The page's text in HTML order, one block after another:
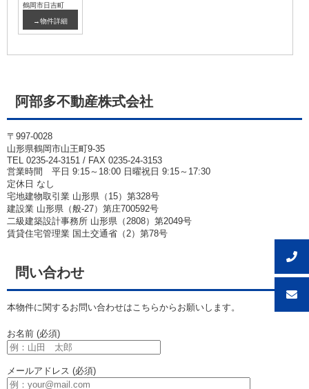
鶴岡市日吉町
→物件詳細
阿部多不動産株式会社
〒997-0028
山形県鶴岡市山王町9-35
TEL 0235-24-3151 / FAX 0235-24-3153
営業時間 平日 9:15～18:00 日曜祝日 9:15～17:30
定休日 なし
宅地建物取引業 山形県（15）第328号
建設業 山形県（般-27）第庄700592号
二級建築設計事務所 山形県（2808）第2049号
賃貸住宅管理業 国土交通省（2）第78号
問い合わせ
本物件に関するお問い合わせはこちらからお願いします。
お名前 (必須)
メールアドレス (必須)